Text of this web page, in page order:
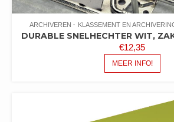
ARCHIVEREN KLASSEMENT EN
DURABLE SNELHECHTER WIT,
€12,35
MEER INFO!